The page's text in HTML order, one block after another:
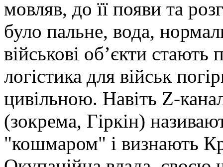
мовляв, до її появи та
було пальне, вода,
військові об’єкти
логістика для військ
цивільною. Навіть Z-
(зокрема, Гіркін)
"кошмаром" і визнають